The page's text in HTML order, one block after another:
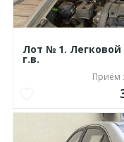
Лот № 1. Легковой
г.в.
Приём